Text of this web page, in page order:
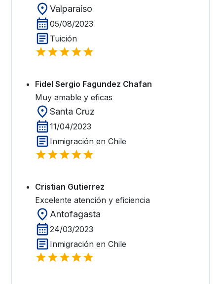
Valparaíso
05/08/2023
Tuición
Fidel Sergio Fagundez Chafan
Muy amable y eficas
Santa Cruz
11/04/2023
Inmigración en Chile
Cristian Gutierrez
Excelente atención y eficiencia
Antofagasta
24/03/2023
Inmigración en Chile